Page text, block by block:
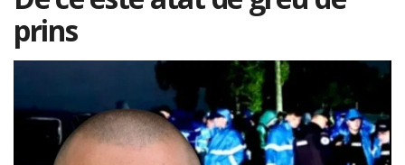
prins